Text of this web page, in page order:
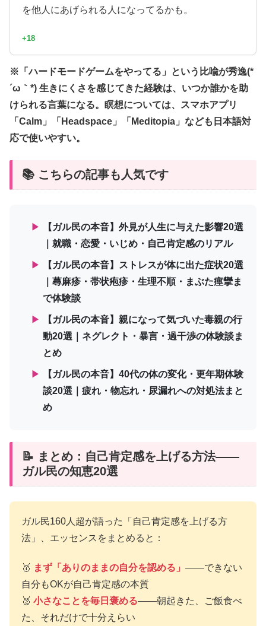
を他人にあげられる人になってるかも。
+18
※「ハードモードゲームをやってる」という比喩が秀逸(*
´ω｀*) 生きにくさを感じてきた経験は、いつか誰かを助
けられる言葉になる。瞑想については、スマホアプリ
「Calm」「Headspace」「Meditopia」なども日本語対
応で使いやすい。
📚 こちらの記事も人気です
▶
【ガル民の本音】外見が人生に与えた影響20選
｜就職・恋愛・いじめ・自己肯定感のリアル
▶
【ガル民の本音】ストレスが体に出た症状20選
｜蕁麻疹・帯状疱疹・生理不順・まぶた痙攣ま
で体験談
▶
【ガル民の本音】親になって気づいた毒親の行
動20選｜ネグレクト・暴言・過干渉の体験談ま
とめ
▶
【ガル民の本音】40代の体の変化・更年期体験
談20選｜疲れ・物忘れ・尿漏れへの対処法まと
め
📝 まとめ：自己肯定感を上げる方法——
ガル民の知恵20選
ガル民160人超が語った「自己肯定感を上げる方
法」、エッセンスをまとめると：
🥇 まず「ありのままの自分を認める」 ——できない
自分もOKが自己肯定感の本質
🥈 小さなことを毎日褒める——朝起きた、ご飯食べ
た、それだけで十分えらい